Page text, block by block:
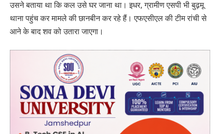
उसने बताया था कि कल उसे घर जाना था। इधर, ग्रामीण एसपी भी बुढ़मू
थाना पहुंच कर मामले की छानबीन कर रहे हैं। एफएसीएल की टीम रांची से
आने के बाद शव को उतारा जाएगा।